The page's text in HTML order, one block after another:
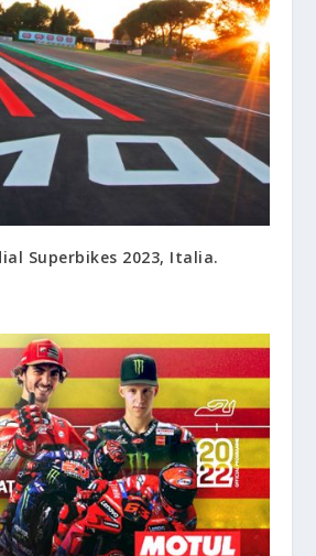
Superbikes 2023, Italia.